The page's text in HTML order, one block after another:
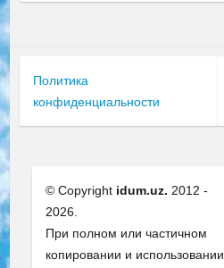
Политика
конфиденциальности
© Copyright idum.uz. 2012 -
2026.
При полном или частичном
копировании и использовании